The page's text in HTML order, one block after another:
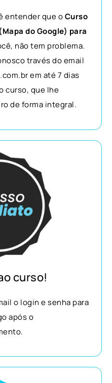
entender que oCurso
do Google) para
não tem problema.
través do email
em até 7 dias
curso, que lhe
de forma integral.
curso!
o login e senha para
após o